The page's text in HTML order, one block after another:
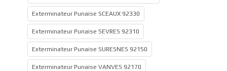
Exterminateur Punaise SCEAUX 92330
Exterminateur Punaise SEVRES 92310
Exterminateur Punaise SURESNES 92150
Exterminateur Punaise VANVES 92170